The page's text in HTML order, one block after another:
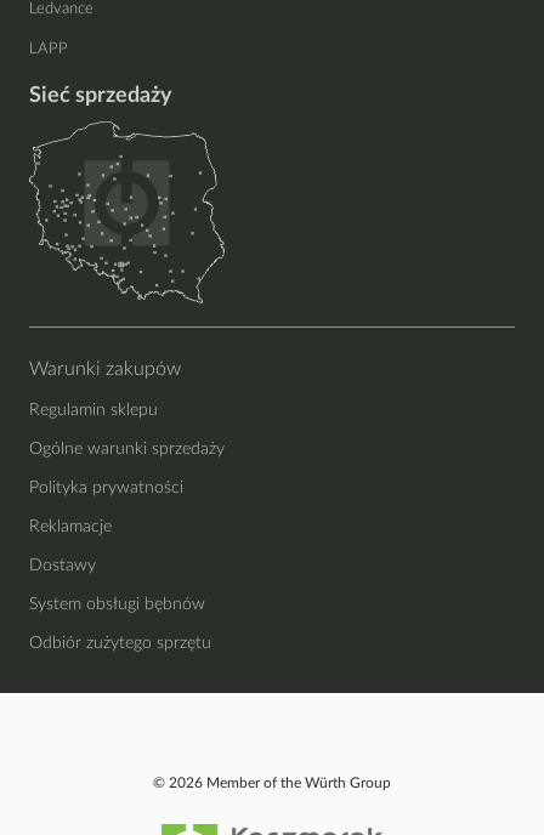
Ledvance
LAPP
Sieć sprzedaży
Warunki zakupów
Regulamin sklepu
Ogólne warunki sprzedaży
Polityka prywatności
Reklamacje
Dostawy
System obsługi bębnów
Odbiór zużytego sprzętu
© 2026 Member of the Würth Group